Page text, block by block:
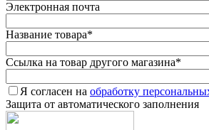
Электронная почта
Название товара*
Ссылка на товар другого магазина*
Я согласен на обработку
Защита от автоматического заполнения